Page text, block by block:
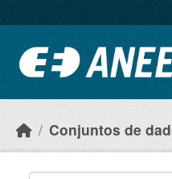
Conjuntos de